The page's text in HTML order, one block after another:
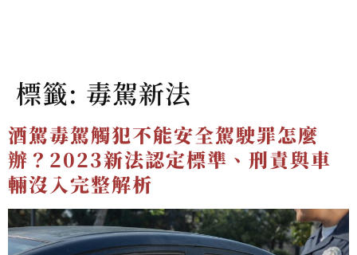
標籤: 毒駕新法
酒駕毒駕觸犯不能安全駕駛罪怎麼
辦？2023新法認定標準、刑責與車
輛沒入完整解析